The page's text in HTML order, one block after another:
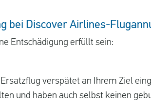
bei Discover Airlines-
Entschädigung erfüllt sein:
verspätet an Ihrem Ziel
und haben auch selbst keinen